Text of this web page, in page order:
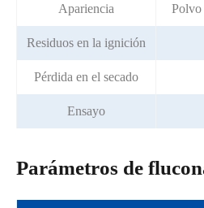
Apariencia Polvo
Residuos en la ignición
Pérdida en el secado
Ensayo
Parámetros de